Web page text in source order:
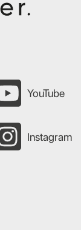
YouTube
Instagram